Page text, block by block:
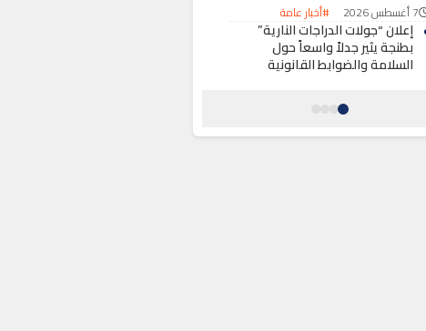
7 أغسطس 2026 #أخبار عامة
إعلان “جولات الدراجات النارية”
بطنجة يثير جدلاً واسعاً حول
السلامة والضوابط القانونية
المغرب وجهة مفضلة لكبار مخرجي
ملحمته “The Odyssey” بالمملكة